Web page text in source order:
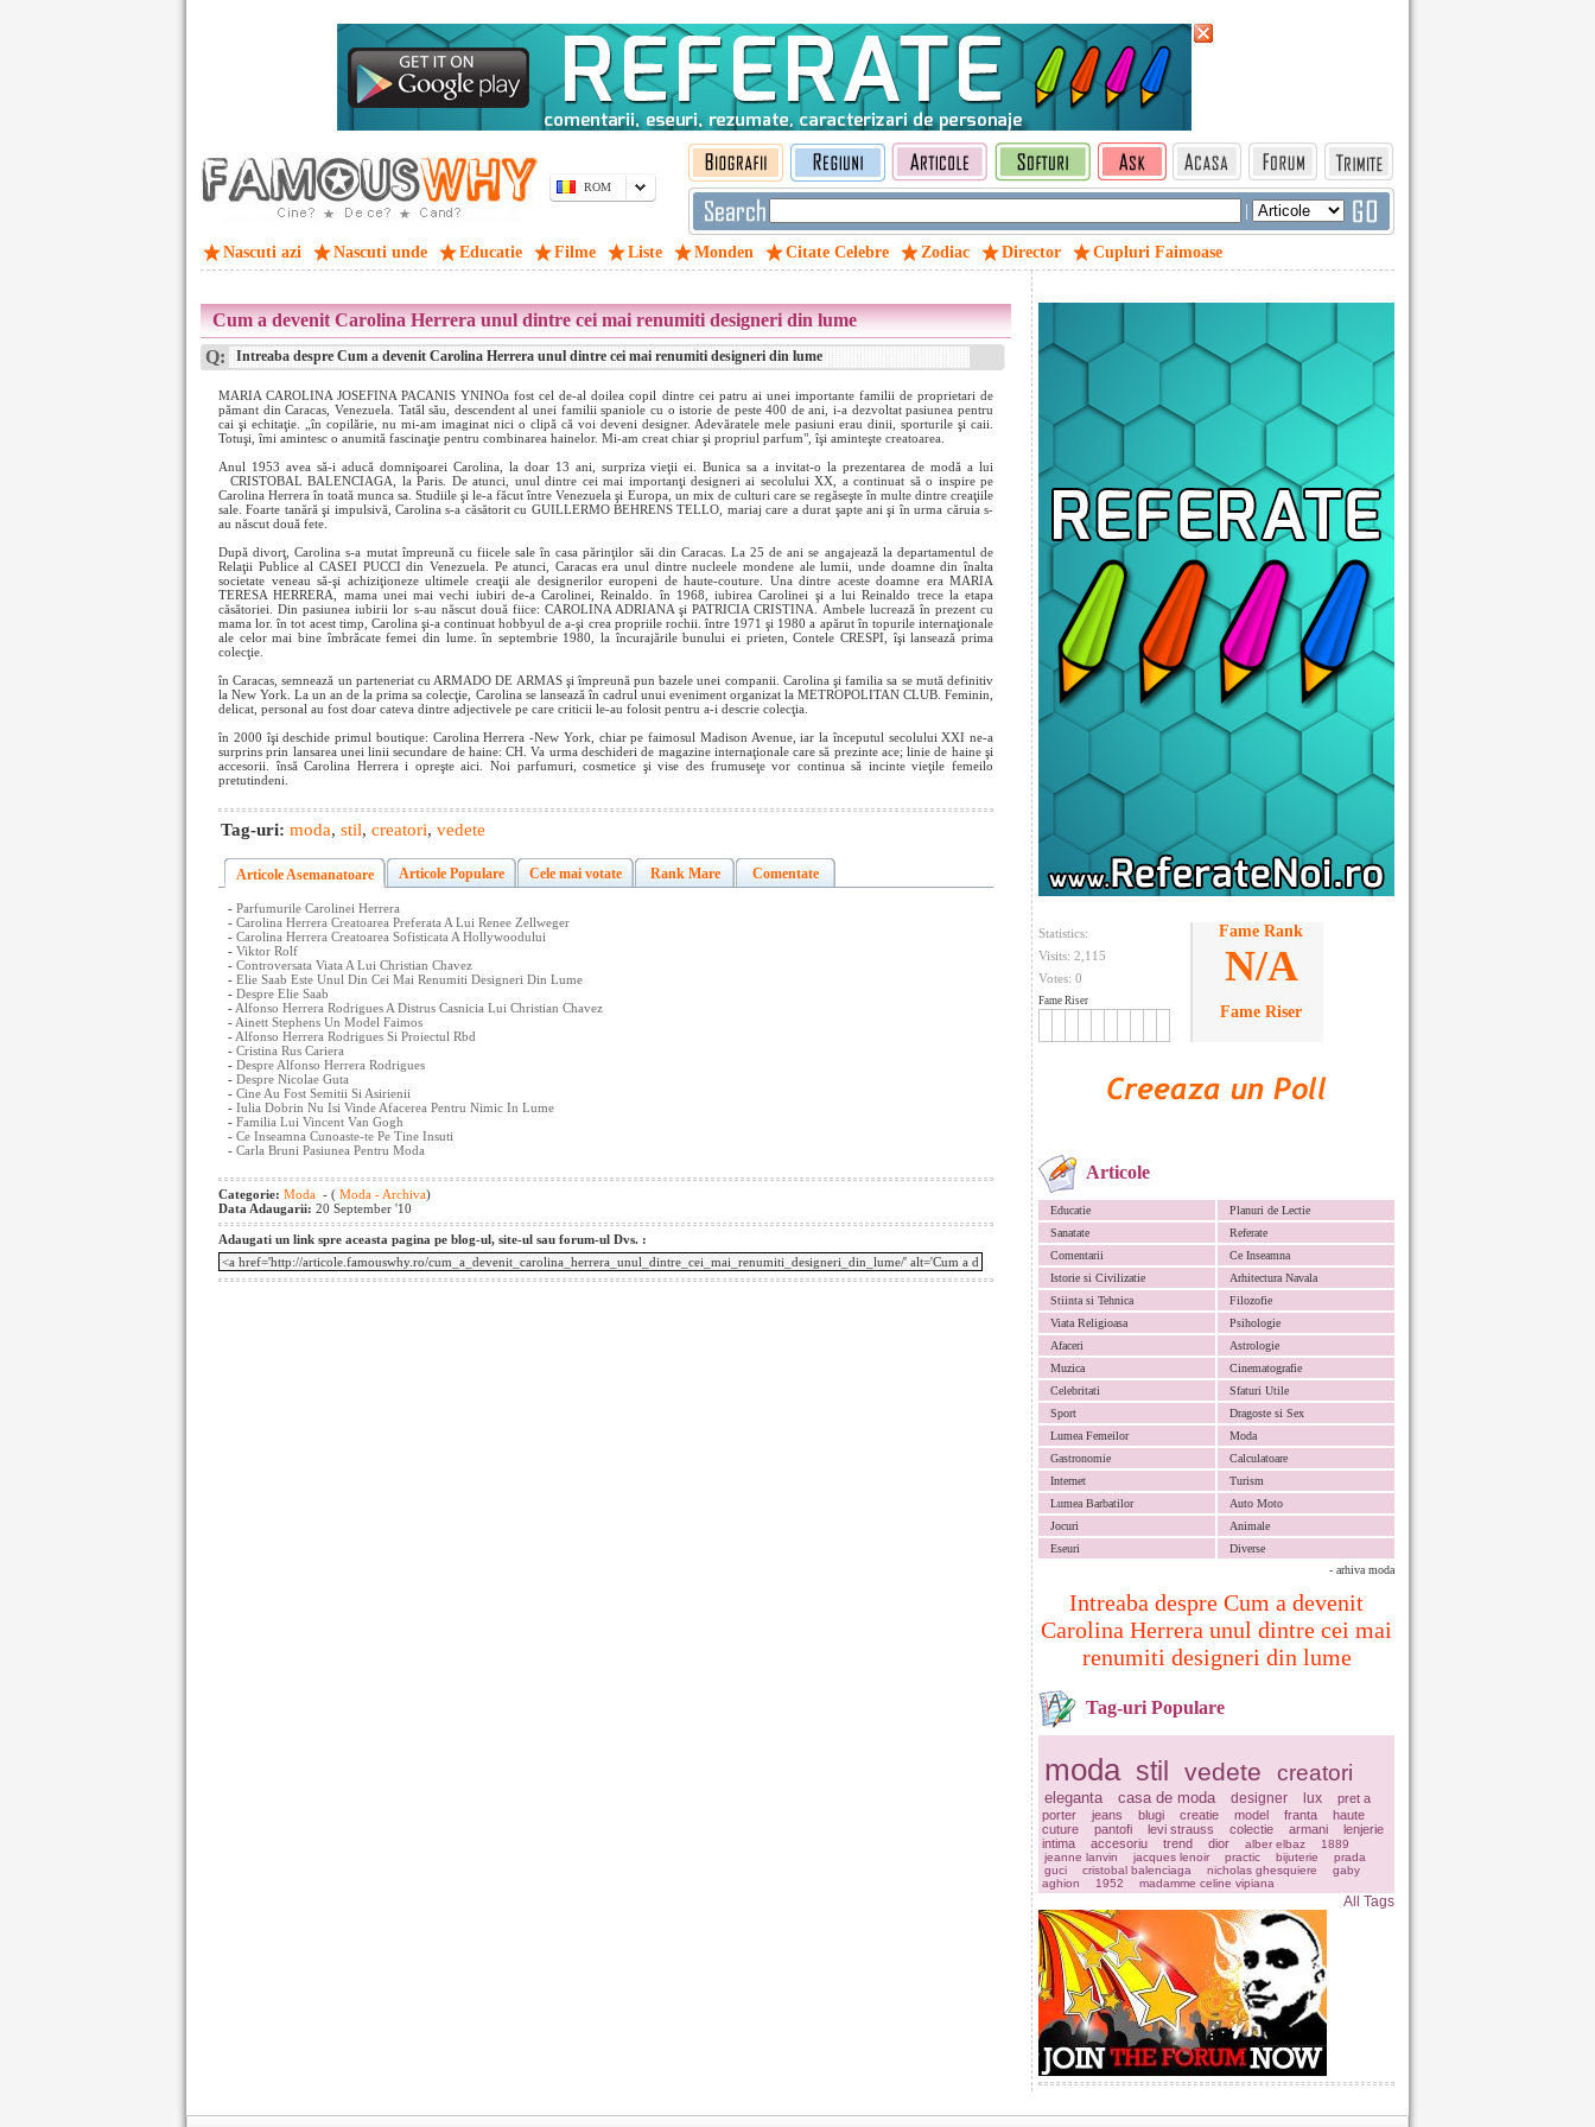
ROM
|
Nascuti azi Nascuti unde Educatie Filme Liste Monden Citate Celebre Zodiac Director Cupluri Faimoase
Statistics:
Visits: 2,115
Votes: 0
Fame Riser
Fame Rank
N/A
Fame Riser
Articole
Educatie
Planuri de Lectie
Sanatate
Referate
Comentarii
Ce Inseamna
Istorie si Civilizatie
Arhitectura Navala
Stiinta si Tehnica
Filozofie
Viata Religioasa
Psihologie
Afaceri
Astrologie
Muzica
Cinematografie
Celebritati
Sfaturi Utile
Sport
Dragoste si Sex
Lumea Femeilor
Moda
Gastronomie
Calculatoare
Internet
Turism
Lumea Barbatilor
Auto Moto
Jocuri
Animale
Eseuri
Diverse
- arhiva moda
Intreaba despre Cum a devenit
Carolina Herrera unul dintre cei mai
renumiti designeri din lume
Tag-uri Populare
moda stil vedete creatori
eleganta casa de moda designer lux
pret a
porter
jeans blugi creatie model franta
haute
cuture
pantofi levi strauss colectie armani
lenjerie
intima
accesoriu trend dior alber elbaz
1889
jeanne lanvin
jacques lenoir practic bijuterie
prada
guci
cristobal balenciaga nicholas ghesquiere
gaby
aghion
1952 madamme celine vipiana
All Tags
Cum a devenit Carolina Herrera unul dintre cei mai renumiti designeri din lume
Q: Intreaba despre Cum a devenit Carolina Herrera unul dintre cei mai renumiti designeri din lume
MARIA CAROLINA JOSEFINA PACANIS YNINOa fost cel de-al doilea copil dintre cei patru ai unei importante familii de proprietari de
pămant din Caracas, Venezuela. Tatăl său, descendent al unei familii spaniole cu o istorie de peste 400 de ani, i-a dezvoltat pasiunea pentru
cai şi echitaţie. „în copilărie, nu mi-am imaginat nici o clipă că voi deveni designer. Adevăratele mele pasiuni erau dinii, sporturile şi caii.
Totuşi, îmi amintesc o anumită fascinaţie pentru combinarea hainelor. Mi-am creat chiar şi propriul parfum", îşi aminteşte creatoarea.
Anul 1953 avea să-i aducă domnişoarei Carolina, la doar 13 ani, surpriza vieţii ei. Bunica sa a invitat-o la prezentarea de modă a lui
CRISTOBAL BALENCIAGA, la Paris. De atunci, unul dintre cei mai importanţi designeriai secolului XX, a continuat să o inspire pe
Carolina Herrera în toată munca sa. Studiile şi le-a făcut între Venezuela şi Europa, un mix de culturi care se regăseşte în multe dintre creaţiile
sale. Foarte tanără şi impulsivă, Carolina s-a căsătorit cu GUILLERMO BEHRENS TELLO, mariaj care a durat şapte ani şi în urma căruia s-
au născut două fete.
După divorţ, Carolina s-a mutat împreună cu fiicele sale în casa părinţilor săi din Caracas. La 25 de ani se angajează la departamentul de
Relaţii Publice al CASEI PUCCI din Venezuela. Pe atunci, Caracas era unul dintre nucleele mondene ale lumii, unde doamne din înalta
societate veneau să-şi achiziţioneze ultimele creaţii ale designerilor europeni de haute-couture. Una dintre aceste doamne era MARIA
TERESA HERRERA, mama unei mai vechi iubiri de-a Carolinei, Reinaldo. în 1968, iubirea Carolinei şi a lui Reinaldo trece la etapa
căsătoriei. Din pasiunea iubirii lor s-au născut două fiice: CAROLINA ADRIANA şi PATRICIA CRISTINA. Ambele lucrează în prezent cu
mama lor. în tot acest timp, Carolina şi-a continuat hobbyul de a-şi crea propriile rochii. între 1971 şi 1980 a apărut în topurile internaţionale
ale celor mai bine îmbrăcate femei din lume. în septembrie 1980, la încurajările bunului ei prieten, Contele CRESPI, îşi lansează prima
colecţie.
în Caracas, semnează un parteneriat cu ARMADO DE ARMAS şi împreună pun bazele unei companii. Carolina şi familia sa se mută definitiv
la New York. La un an de la prima sa colecţie, Carolina se lansează în cadrul unui eveniment organizat la METROPOLITAN CLUB. Feminin,
delicat, personal au fost doar cateva dintre adjectivele pe care criticii le-au folosit pentru a-i descrie colecţia.
în 2000 îşi deschide primul boutique: Carolina Herrera -New York, chiar pe faimosul Madison Avenue, iar la începutul secolului XXI ne-a
surprins prin lansarea unei linii secundare de haine: CH. Va urma deschideri de magazine internaţionale care să prezinte ace; linie de haine şi
accesorii. însă Carolina Herrera i opreşte aici. Noi parfumuri, cosmetice şi vise des frumuseţe vor continua să incinte vieţile femeilo
pretutindeni.
Tag-uri: moda, stil, creatori, vedete
Articole Asemanatoare Articole Populare Cele mai votate Rank Mare Comentate
- Parfumurile Carolinei Herrera
- Carolina Herrera Creatoarea Preferata A Lui Renee Zellweger
- Carolina Herrera Creatoarea Sofisticata A Hollywoodului
- Viktor Rolf
- Controversata Viata A Lui Christian Chavez
- Elie Saab Este Unul Din Cei Mai Renumiti Designeri Din Lume
- Despre Elie Saab
- Alfonso Herrera Rodrigues A Distrus Casnicia Lui Christian Chavez
- Ainett Stephens Un Model Faimos
- Alfonso Herrera Rodrigues Si Proiectul Rbd
- Cristina Rus Cariera
- Despre Alfonso Herrera Rodrigues
- Despre Nicolae Guta
- Cine Au Fost Semitii Si Asirienii
- Iulia Dobrin Nu Isi Vinde Afacerea Pentru Nimic In Lume
- Familia Lui Vincent Van Gogh
- Ce Inseamna Cunoaste-te Pe Tine Insuti
- Carla Bruni Pasiunea Pentru Moda
Categorie: Moda - ( Moda - Archiva)
Data Adaugarii: 20 September '10
Adaugati un link spre aceasta pagina pe blog-ul, site-ul sau forum-ul Dvs. :